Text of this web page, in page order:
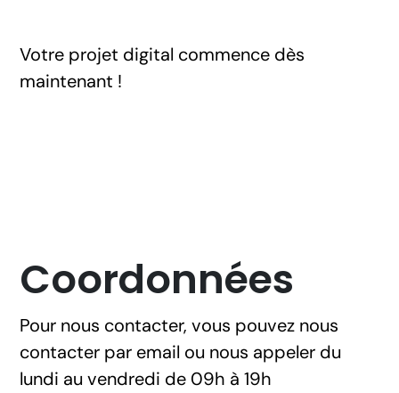
Votre projet digital commence dès
maintenant !
Coordonnées
Pour nous contacter, vous pouvez nous
contacter par email ou nous appeler du
lundi au vendredi de 09h à 19h